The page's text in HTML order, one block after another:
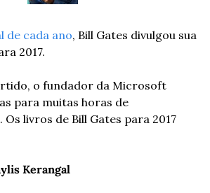
de cada ano, Bill Gates divulgou sua
2017.
o fundador da Microsoft
para muitas horas de
livros de Bill Gates para 2017
Kerangal